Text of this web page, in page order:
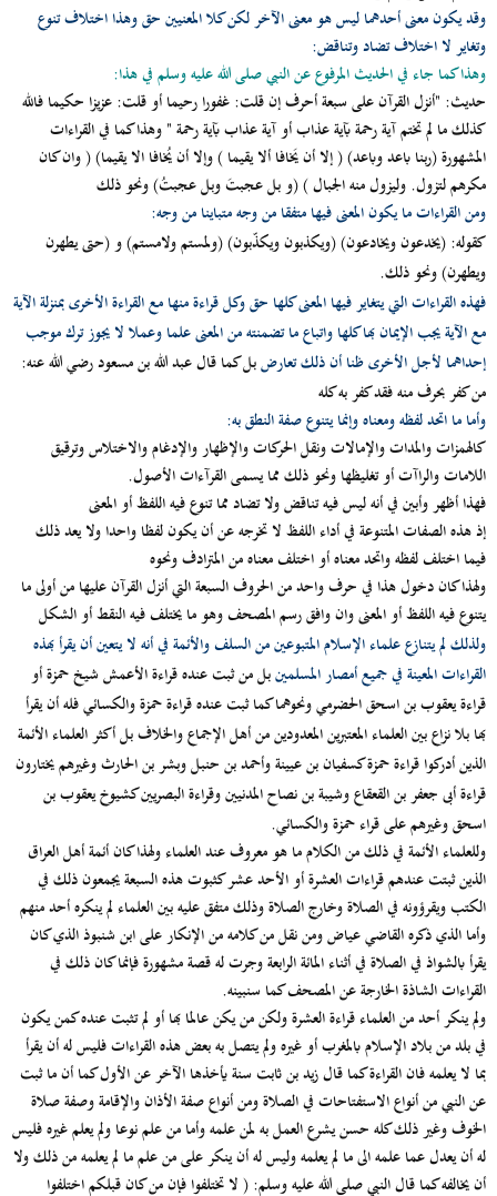
وقد يكون معنى أحدهما ليس هو معنى الآخر لكن كلا المعنيين حق وهذا اختلاف تنوع
وتغاير لا اختلاف تضاد وتناقض:
وهذا كما جاء في الحديث المرفوع عن النبي صلى الله عليه وسلم في هذا:
حديث: "أنزل القرآن على سبعة أحرف إن قلت: غفورا رحيما أو قلت: عزيزا حكيما فالله
كذلك ما لم تختم آية رحمة بآية عذاب أو آية عذاب بآية رحمة " وهذا كما في القراءات
المشهورة (ربنا باعد وباعد) ( إلا أن يَخافا ألا يقيما ) وإلا أن يُخافا الا يقيما) ( وان كان
مكرهم لتزول. وليزول منه الجبال ) (و بل عجبتَ وبل عجبتُ) ونحو ذلك
ومن القراءات ما يكون المعنى فيها متفقا من وجه متباينا من وجه:
كقوله: (يخدعون ويخادعون) (ويكذبون ويكذّبون) (ولمستم ولامستم) و (حتى يطهرن
ويطهرن) ونحو ذلك.
فهذه القراءات التي يتغاير فيها المعنى كلها حق وكل قراءة منها مع القراءة الأخرى بمنزلة الآية
مع الآية يجب الإيمان بها كلها واتباع ما تضمنته من المعنى علما وعملا لا يجوز ترك موجب
إحداهما لأجل الأخرى ظنا أن ذلك تعارضبل كما قال عبد الله بن مسعود رضي الله عنه:
من كفر بحرف منه فقد كفر به كله
وأما ما اتحد لفظه ومعناه وإنما يتنوع صفة النطق به:
كالهمزات والمدات والإمالات ونقل الحركات والإظهار والإدغام والاختلاس وترقيق
اللامات والراآت أو تغليظها ونحو ذلك مما يسمى القرآءات الأصول.
فهذا أظهر وأبين في أنه ليس فيه تناقض ولا تضاد مما تنوع فيه اللفظ أو المعنى
إذ هذه الصفات المتنوعة في أداء اللفظ لا تخرجه عن أن يكون لفظا واحدا ولا يعد ذلك
فيما اختلف لفظه واتحد معناه أو اختلف معناه من المترادف ونحوه
ولهذا كان دخول هذا في حرف واحد من الحروف السبعة التي أنزل القرآن عليها من أولى ما
يتنوع فيه اللفظ أو المعنى وان وافق رسم المصحف وهو ما يختلف فيه النقط أو الشكل
ولذلك لم يتنازع علماء الإسلام المتبوعين من السلف والأئمة في أنه لا يتعين أن يقرأ بهذه
القراءات المعينة في جميع أمصار المسلمينبل من ثبت عنده قراءة الأعمش شيخ حمزة أو
قراءة يعقوب بن اسحق الحضرمي ونحوهما كما ثبت عنده قراءة حمزة والكسائي فله أن يقرأ
بها بلا نزاع بين العلماء المعتبرين المعدودين من أهل الإجماع والخلاف بل أكثر العلماء الأئمة
الذين أدركوا قراءة حمزة كسفيان بن عيينة وأحمد بن حنبل وبشر بن الحارث وغيرهم يختارون
قراءة أبى جعفر بن القعقاع وشيبة بن نصاح المدنيين وقراءة البصريين كشيوخ يعقوب بن
اسحق وغيرهم على قراء حمزة والكسائي.
وللعلماء الأئمة في ذلك من الكلام ما هو معروف عند العلماء ولهذا كان أئمة أهل العراق
الذين ثبتت عندهم قراءات العشرة أو الأحد عشر كثبوت هذه السبعة يجمعون ذلك في
الكتب ويقرؤونه في الصلاة وخارج الصلاة وذلك متفق عليه بين العلماء لم ينكره أحد منهم
وأما الذي ذكره القاضي عياض ومن نقل من كلامه من الإنكار على ابن شنبوذ الذي كان
يقرأ بالشواذ في الصلاة في أثناء المائة الرابعة وجرت له قصة مشهورة فإنما كان ذلك في
القراءات الشاذة الخارجة عن المصحف كما سنبينه.
ولم ينكر أحد من العلماء قراءة العشرة ولكن من يكن عالما بها أو لم تثبت عنده كمن يكون
في بلد من بلاد الإسلام بالمغرب أو غيره ولم يتصل به بعض هذه القراءات فليس له أن يقرأ
بما لا يعلمه فان القراءة كما قال زيد بن ثابت سنة يأخذها الآخر عن الأول كما أن ما ثبت
عن النبي من أنواع الاستفتاحات في الصلاة ومن أنواع صفة الأذان والإقامة وصفة صلاة
الخوف وغير ذلك كله حسن يشرع العمل به لمن علمه وأما من علم نوعا ولم يعلم غيره فليس
له أن يعدل عما علمه الى ما لم يعلمه وليس له أن ينكر على من علم ما لم يعلمه من ذلك ولا
أن يخالفه كما قال النبي صلى الله عليه وسلم: ( لا تختلفوا فإن من كان قبلكم اختلفوا